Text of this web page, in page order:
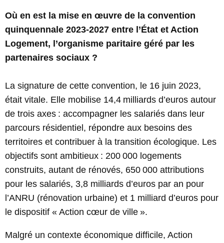
Où en est la mise en œuvre de la convention
quinquennale 2023-2027 entre l’État et Action
Logement, l’organisme paritaire géré par les
partenaires sociaux ?
La signature de cette convention, le 16 juin 2023,
était vitale. Elle mobilise 14,4 milliards d’euros autour
de trois axes : accompagner les salariés dans leur
parcours résidentiel, répondre aux besoins des
territoires et contribuer à la transition écologique. Les
objectifs sont ambitieux : 200 000 logements
construits, autant de rénovés, 650 000 attributions
pour les salariés, 3,8 milliards d’euros par an pour
l’ANRU (rénovation urbaine) et 1 milliard d’euros pour
le dispositif « Action cœur de ville ».
Malgré un contexte économique difficile, Action